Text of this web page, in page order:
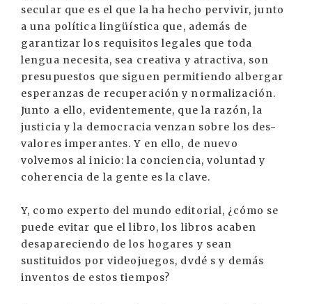
secular que es el que la ha hecho pervivir, junto
a una política lingüística que, además de
garantizar los requisitos legales que toda
lengua necesita, sea creativa y atractiva, son
presupuestos que siguen permitiendo albergar
esperanzas de recuperación y normalización.
Junto a ello, evidentemente, que la razón, la
justicia y la democracia venzan sobre los des-
valores imperantes. Y en ello, de nuevo
volvemos al inicio: la conciencia, voluntad y
coherencia de la gente es la clave.
Y, como experto del mundo editorial, ¿cómo se
puede evitar que el libro, los libros acaben
desapareciendo de los hogares y sean
sustituidos por videojuegos, dvdé s y demás
inventos de estos tiempos?